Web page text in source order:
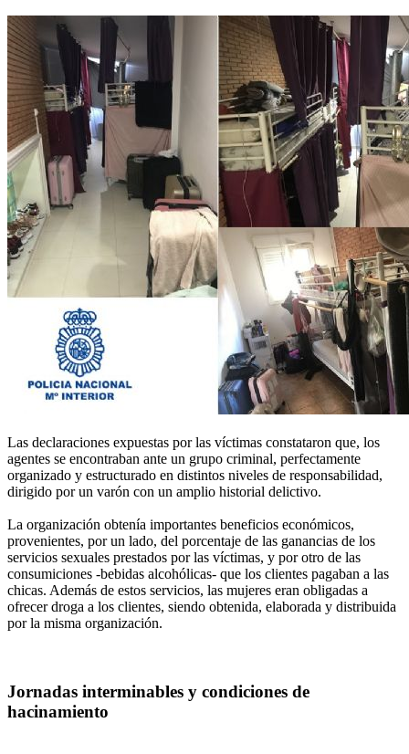
Las declaraciones expuestas por las víctimas constataron que, los
agentes se encontraban ante un grupo criminal, perfectamente
organizado y estructurado en distintos niveles de responsabilidad,
dirigido por un varón con un amplio historial delictivo.
La organización obtenía importantes beneficios económicos,
provenientes, por un lado, del porcentaje de las ganancias de los
servicios sexuales prestados por las víctimas, y por otro de las
consumiciones -bebidas alcohólicas- que los clientes pagaban a las
chicas. Además de estos servicios, las mujeres eran obligadas a
ofrecer droga a los clientes, siendo obtenida, elaborada y distribuida
por la misma organización.
Jornadas interminables y condiciones de
hacinamiento